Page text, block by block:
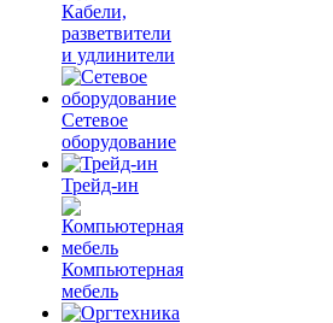
Кабели,
разветвители
и удлинители
Сетевое
оборудование
Трейд-ин
Компьютерная
мебель